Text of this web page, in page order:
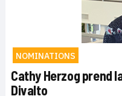
NOMINATIONS
Cathy Herzog prend
Divalto